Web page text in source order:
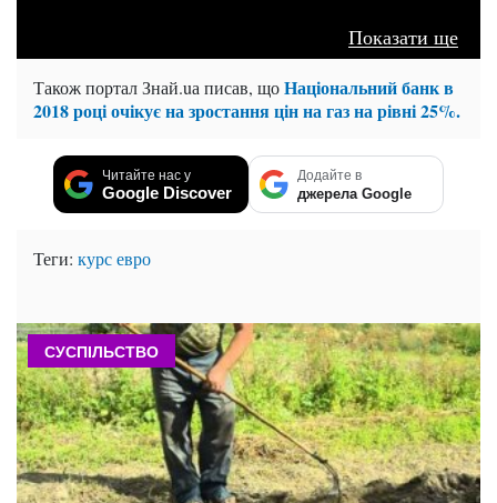
Показати ще
Також портал Знай.uа писав, щоНаціональний банк в
2018 році очікує на зростання цін на газ на рівні 25%.
Читайте нас у
Google Discover
Додайте в
джерела Google
Теги: курс евро
СУСПІЛЬСТВО